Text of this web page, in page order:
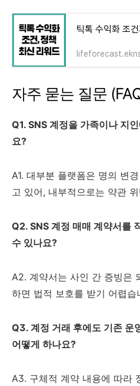
틱톡 수익화 조
자주 묻는 질문
Q1. SNS 계정을 가족이나 지
요?
A1. 대부분 플랫폼은 명의 변
고 있어, 내부적으로는 약관
Q2. SNS 계정 매매 계약서를
수 있나요?
A2. 계약서는 사인 간 증빙은
하면 법적 보호를 받기 어렵습
Q3. 계정 거래 후에도 기존 운
어떻게 하나요?
A3. 구체적 계약 내용에 따라